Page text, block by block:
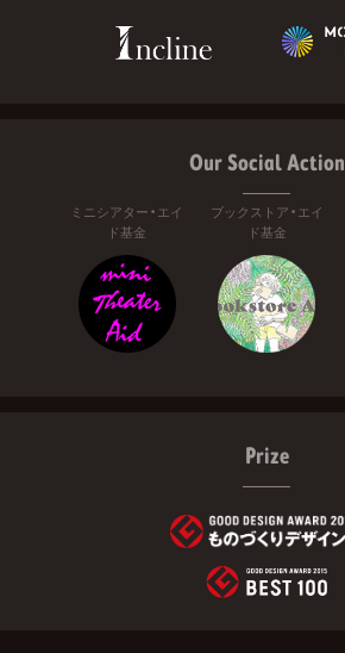
Our Social Action
ミニシアター・エイ
ド基金
ブックストア・エイ
ド基金
Prize